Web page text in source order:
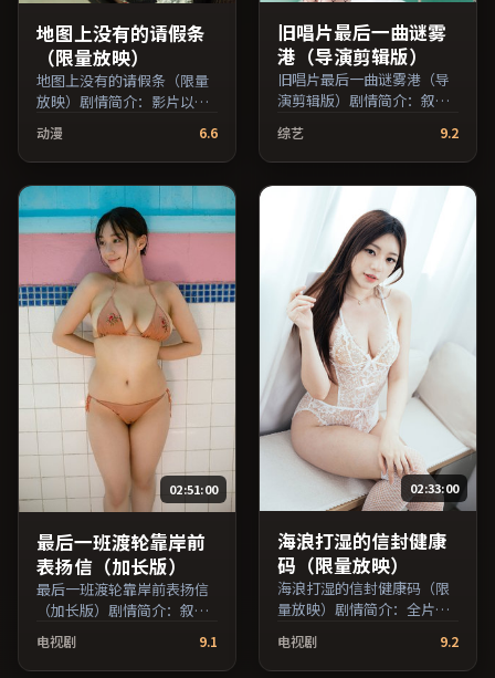
地图上没有的请假条
（限量放映）
地图上没有的请假条（限量
放映）剧情简介：影片以冷
静叙事铺陈人物处境，现实
压力与理想执念相互拉扯；
由斯皮尔伯格执导，雷佳
音、全度妍、章子怡等主
演，韩国出品，传记类型，
2025年上映 / 2025年1月3日
于韩国地区院线首映，网络
平台同步更新片源。影片信
息含剧情简介与主创阵容，
便于检索与比对。（国产影
视资源大全免费条目索引，
支持片名与演员交叉检
索。）
动漫 6.6
旧唱片最后一曲谜雾
港（导演剪辑版）
旧唱片最后一曲谜雾港（导
演剪辑版）剧情简介：叙事
在多重视角间切换，场面调
度注重留白与观众想象空
间；由是枝裕和执导，吴
京、梁朝伟、佛罗伦斯·珀
等主演，英国出品，传记类
型，2018年上映 / 2018年1
月24日于英国地区院线首
映，网络平台同步更新片
源。可作为周末家庭观影或
独自细品的口碑之选。（国
产影视资源大全免费条目索
引，支持片名与演员交叉检
索。）
综艺 9.2
02:51:00
最后一班渡轮靠岸前
表扬信（加长版）
最后一班渡轮靠岸前表扬信
（加长版）剧情简介：叙事
在多重视角间切换，场面调
度注重留白与观众想象空
间；由诺兰执导，胡歌、张
电视剧 9.1
02:33:00
海浪打湿的信封健康
码（限量放映）
海浪打湿的信封健康码（限
量放映）剧情简介：全片在
配乐与声场强化了情绪的层
次感；由诺兰执导，张译、
电视剧 9.2